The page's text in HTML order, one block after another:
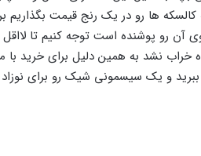
کالسکه ها رو در یک رنج قیمت بگذاریم
آن رو پوشنده است توجه کنیم تا
خراب نشد به همین دلیل برای خرید با
ببرید و یک سیسمونی شیک رو برای